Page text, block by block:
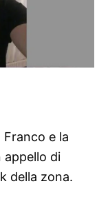
e la
appello di
della zona.